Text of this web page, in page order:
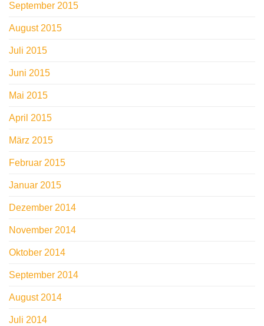
September 2015
August 2015
Juli 2015
Juni 2015
Mai 2015
April 2015
März 2015
Februar 2015
Januar 2015
Dezember 2014
November 2014
Oktober 2014
September 2014
August 2014
Juli 2014